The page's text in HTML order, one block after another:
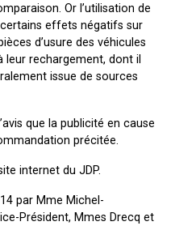
Or l’utilisation de
effets négatifs sur
d’usure des véhicules
leur rechargement, dont il
issue de sources
que la publicité en cause
précitée.
internet du JDP.
par Mme Michel-
Président, Mmes Drecq et